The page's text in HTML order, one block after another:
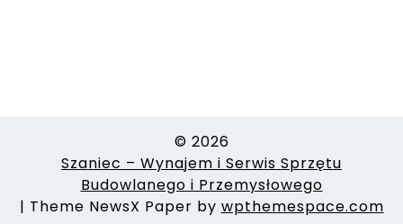
© 2026
Szaniec – Wynajem i Serwis Sprzętu
Budowlanego i Przemysłowego
| Theme NewsX Paper by wpthemespace.com